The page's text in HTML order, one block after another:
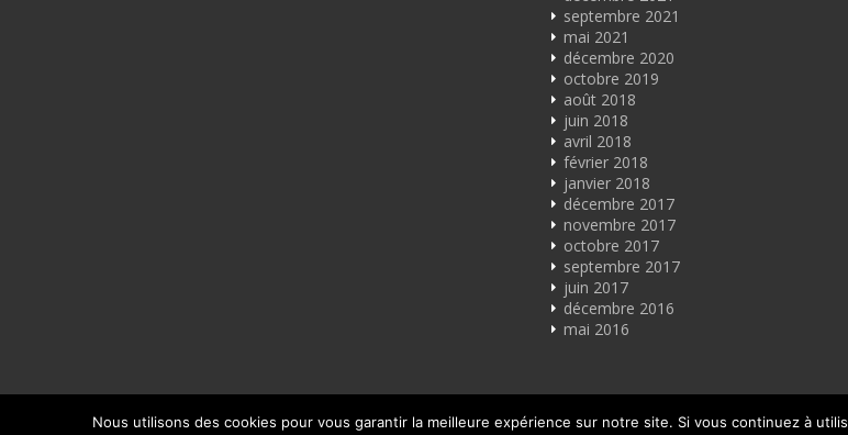
septembre 2021
mai 2021
décembre 2020
octobre 2019
août 2018
juin 2018
avril 2018
février 2018
janvier 2018
décembre 2017
novembre 2017
octobre 2017
septembre 2017
juin 2017
décembre 2016
mai 2016
Nous utilisons des cookies pour vous garantir la meilleure expérience sur notre site. Si vous continuez à